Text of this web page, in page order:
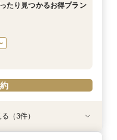
たり見つかるお得プラン
（3件）